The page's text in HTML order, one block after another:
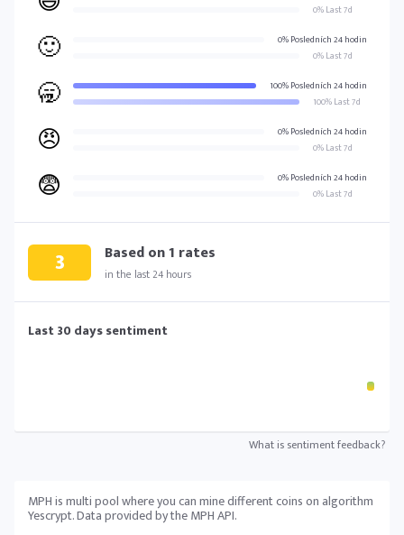
0% Last 7d
🙂
0% Posledních 24 hodin
0% Last 7d
🥱
100% Posledních 24 hodin
100% Last 7d
😠
0% Posledních 24 hodin
0% Last 7d
😨
0% Posledních 24 hodin
0% Last 7d
3 Based on1 rates
in the last 24 hours
Last 30 days sentiment
What is sentiment feedback?
MPH is multi pool where you can mine different coins on algorithm
Yescrypt. Data provided by the MPH API.